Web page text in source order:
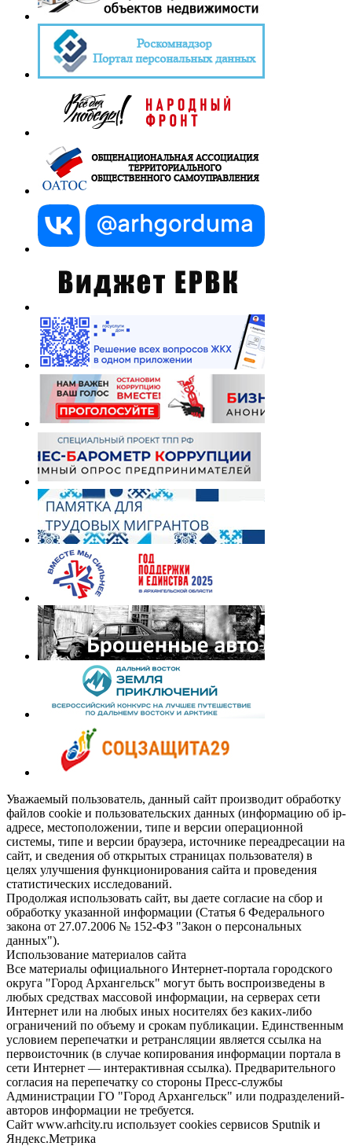
Уважаемый пользователь, данный сайт производит обработку
файлов cookie и пользовательских данных (информацию об ip-
адресе, местоположении, типе и версии операционной
системы, типе и версии браузера, источнике переадресации на
сайт, и сведения об открытых страницах пользователя) в
целях улучшения функционирования сайта и проведения
статистических исследований.
Продолжая использовать сайт, вы даете согласие на сбор и
обработку указанной информации (Статья 6 Федерального
закона от 27.07.2006 № 152-ФЗ "Закон о персональных
данных").
Использование материалов сайта
Все материалы официального Интернет-портала городского
округа "Город Архангельск" могут быть воспроизведены в
любых средствах массовой информации, на серверах сети
Интернет или на любых иных носителях без каких-либо
ограничений по объему и срокам публикации. Единственным
условием перепечатки и ретрансляции является ссылка на
первоисточник (в случае копирования информации портала в
сети Интернет — интерактивная ссылка). Предварительного
согласия на перепечатку со стороны Пресс-службы
Администрации ГО "Город Архангельск" или подразделений-
авторов информации не требуется.
Сайт www.arhcity.ru использует cookies сервисов Sputnik и
Яндекс.Метрика